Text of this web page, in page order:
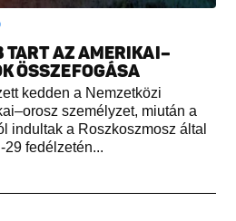
TART AZ AMERIKAI–
ÖSSZEFOGÁSA
kedden a Nemzetközi
személyzet, miután a
indultak a Roszkoszmosz által
29 fedélzetén...